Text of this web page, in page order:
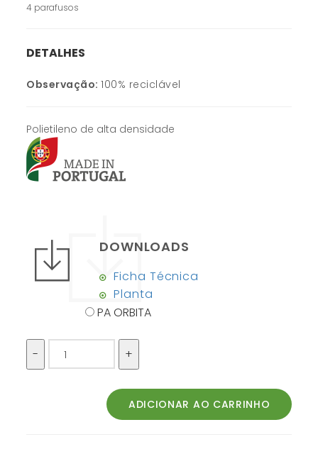
4 parafusos
DETALHES
Observação:100% reciclável
Polietileno de alta densidade
DOWNLOADS
Ficha Técnica
Planta
PA ORBITA